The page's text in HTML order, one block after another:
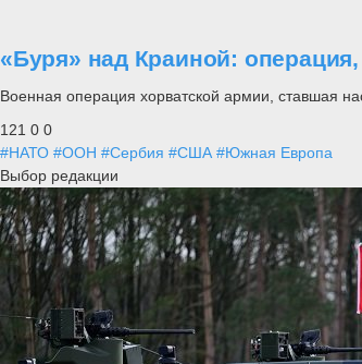
«Буря» над Краиной:
Военная операция хорватской армии, ставшая
121 0 0
#НАТО #ООН #Сербия #США #Южная Европа
Выбор редакции